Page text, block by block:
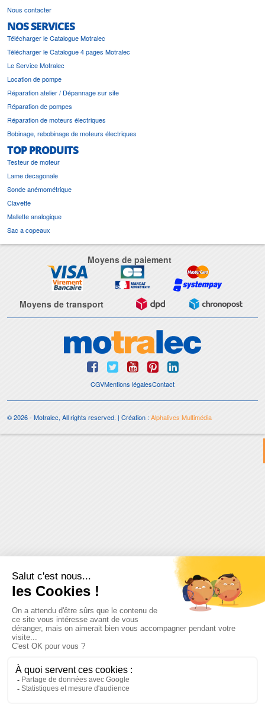
Nous contacter
NOS SERVICES
Télécharger le Catalogue Motralec
Télécharger le Catalogue 4 pages Motralec
Le Service Motralec
Location de pompe
Réparation atelier / Dépannage sur site
Réparation de pompes
Réparation de moteurs électriques
Bobinage, rebobinage de moteurs électriques
TOP PRODUITS
Testeur de moteur
Lame decagonale
Sonde anémométrique
Clavette
Mallette analogique
Sac a copeaux
Moyens de paiement
Moyens de transport
CGVMentions légalesContact
© 2026 - Motralec, All rights reserved. | Création :Alphalives Multimédia